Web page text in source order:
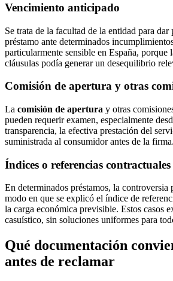
Vencimiento anticipado
Se trata de la facultad de la entidad para
préstamo ante determinados
particularmente sensible en España, porque
cláusulas podía generar un desequilibrio
Comisión de apertura y otras
La comisión de apertura y otras
pueden requerir examen, especialmente
transparencia, la efectiva prestación del
suministrada al consumidor antes de la firma.
Índices o referencias contractuales
En determinados préstamos, la controversia
modo en que se explicó el índice de
la carga económica previsible. Estos casos
casuístico, sin soluciones uniformes para
Qué documentación
antes de reclamar